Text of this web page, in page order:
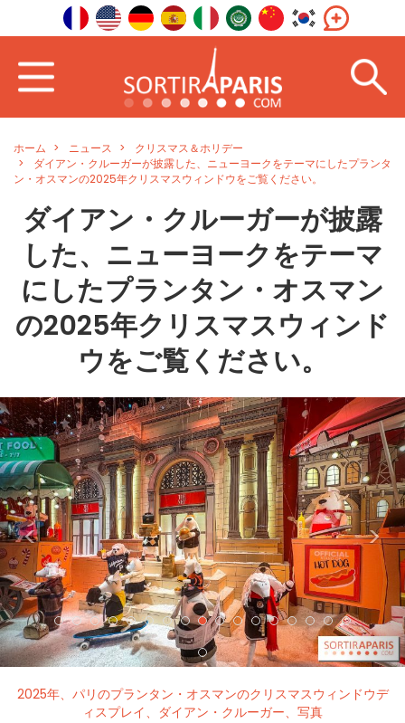
ホーム ニュース
クリスマス＆ホリデー
ダイアン・クルーガーが披露した、ニューヨークをテーマにしたプランタ
ン・オスマンの2025年クリスマスウィンドウをご覧ください。
ダイアン・クルーガーが披露
した、ニューヨークをテーマ
にしたプランタン・オスマン
の2025年クリスマスウィンド
ウをご覧ください。
< >
2025年、パリのプランタン・オスマンのクリスマスウィンドウデ
ィスプレイ、ダイアン・クルーガー、写真